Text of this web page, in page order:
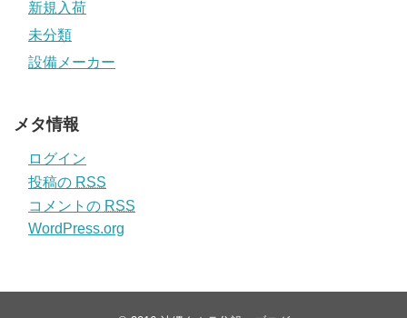
新規入荷
未分類
設備メーカー
メタ情報
ログイン
投稿の RSS
コメントの RSS
WordPress.org